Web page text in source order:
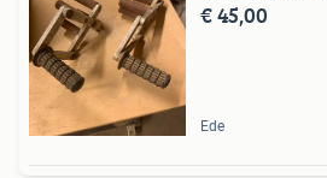
€ 45,00
Ede